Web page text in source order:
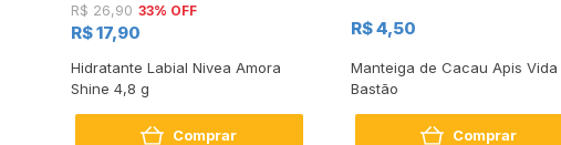
R$ 26,90 33% OFF
R$ 17,90
Hidratante Labial Nivea Amora
Shine 4,8 g
Comprar
R$ 4,50
Manteiga de Cacau Apis Vida
Bastão
Comprar